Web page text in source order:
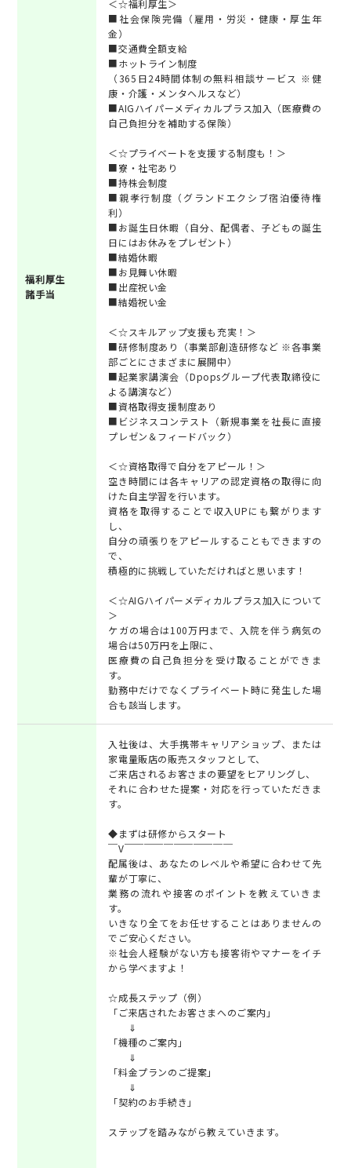
福利厚生
諸手当
＜☆福利厚生＞
■社会保険完備（雇用・労災・健康・厚生年
金）
■交通費全額支給
■ホットライン制度
（365日24時間体制の無料相談サービス ※健
康・介護・メンタヘルスなど）
■AIGハイパーメディカルプラス加入（医療費の
自己負担分を補助する保険）
＜☆プライベートを支援する制度も！＞
■寮・社宅あり
■持株会制度
■親孝行制度（グランドエクシブ宿泊優待権
利）
■お誕生日休暇（自分、配偶者、子どもの誕生
日にはお休みをプレゼント）
■結婚休暇
■お見舞い休暇
■出産祝い金
■結婚祝い金
＜☆スキルアップ支援も充実！＞
■研修制度あり（事業部創造研修など ※各事業
部ごとにさまざまに展開中）
■起業家講演会（Dpopsグループ代表取締役に
よる講演など）
■資格取得支援制度あり
■ビジネスコンテスト（新規事業を社長に直接
プレゼン＆フィードバック）
＜☆資格取得で自分をアピール！＞
空き時間には各キャリアの認定資格の取得に向
けた自主学習を行います。
資格を取得することで収入UPにも繋がります
し、
自分の頑張りをアピールすることもできますの
で、
積極的に挑戦していただければと思います！
＜☆AIGハイパーメディカルプラス加入について
＞
ケガの場合は100万円まで、入院を伴う病気の
場合は50万円を上限に、
医療費の自己負担分を受け取ることができま
す。
勤務中だけでなくプライベート時に発生した場
合も該当します。
入社後は、大手携帯キャリアショップ、または
家電量販店の販売スタッフとして、
ご来店されるお客さまの要望をヒアリングし、
それに合わせた提案・対応を行っていただきま
す。
◆まずは研修からスタート
￣V￣￣￣￣￣￣￣￣￣￣￣
配属後は、あなたのレベルや希望に合わせて先
輩が丁寧に、
業務の流れや接客のポイントを教えていきま
す。
いきなり全てをお任せすることはありませんの
でご安心ください。
※社会人経験がない方も接客術やマナーをイチ
から学べますよ！
☆成長ステップ（例）
「ご来店されたお客さまへのご案内」
⇓
「機種のご案内」
⇓
「料金プランのご提案」
⇓
「契約のお手続き」
ステップを踏みながら教えていきます。